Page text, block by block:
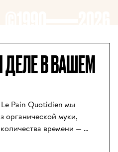
В ВАШЕМ
Pain Quotidien мы
органической муки,
времени —
без добавок, без